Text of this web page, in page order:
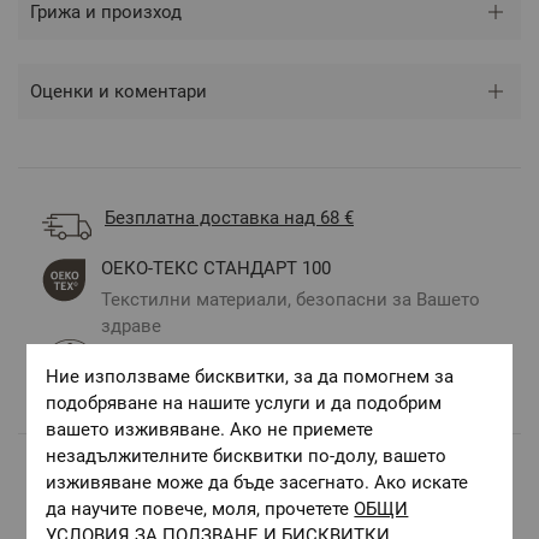
Грижа и произход
Оценки и коментари
Безплатна доставка над 68 €
ОЕКО-ТЕКС СТАНДАРТ 100
Текстилни материали, безопасни за Вашето
здраве
Цветове и десени за всеки вкус и стил
Комбинирай с
Ние използваме бисквитки, за да помогнем за
подобряване на нашите услуги и да подобрим
вашето изживяване. Ако не приемете
незадължителните бисквитки по-долу, вашето
изживяване може да бъде засегнато. Ако искате
да научите повече, моля, прочететеОБЩИ